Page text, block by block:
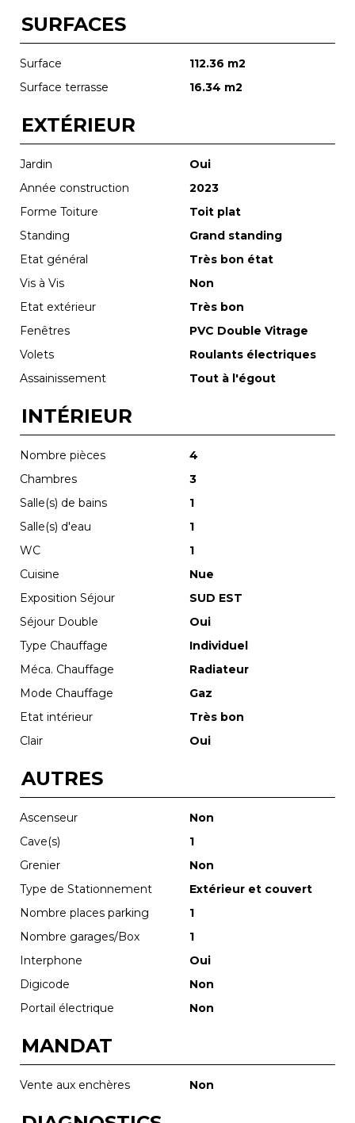
SURFACES
Surface
112.36 m2
Surface terrasse
16.34 m2
EXTÉRIEUR
Jardin
Oui
Année construction
2023
Forme Toiture
Toit plat
Standing
Grand standing
Etat général
Très bon état
Vis à Vis
Non
Etat extérieur
Très bon
Fenêtres
PVC Double Vitrage
Volets
Roulants électriques
Assainissement
Tout à l'égout
INTÉRIEUR
Nombre pièces
4
Chambres
3
Salle(s) de bains
1
Salle(s) d'eau
1
WC
1
Cuisine
Nue
Exposition Séjour
SUD EST
Séjour Double
Oui
Type Chauffage
Individuel
Méca. Chauffage
Radiateur
Mode Chauffage
Gaz
Etat intérieur
Très bon
Clair
Oui
AUTRES
Ascenseur
Non
Cave(s)
1
Grenier
Non
Type de Stationnement
Extérieur et couvert
Nombre places parking
1
Nombre garages/Box
1
Interphone
Oui
Digicode
Non
Portail électrique
Non
MANDAT
Vente aux enchères Non